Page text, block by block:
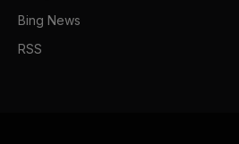
Bing News
RSS